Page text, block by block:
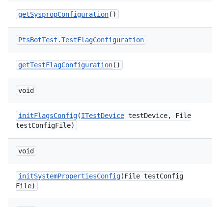
getSyspropConfiguration()
PtsBotTest .TestFlagConfiguration
getTestFlagConfiguration()
void
initFlagsConfig(ITestDevice testDevice,
File
testConfigFile)
void
initSystemPropertiesConfig(File testConfig
File)